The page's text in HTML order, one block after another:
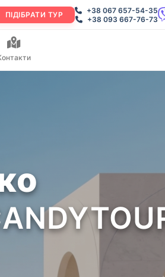
ПІДІБРАТИ ТУР
+38 067 657-54-35
+38 093 667-76-73